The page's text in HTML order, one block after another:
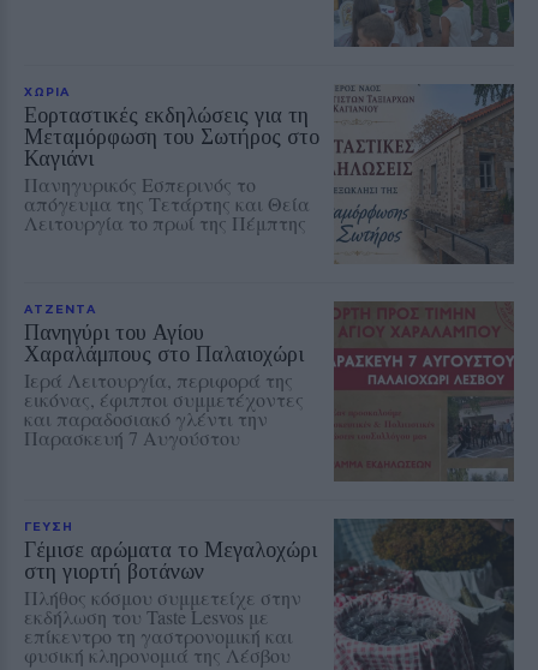
ΧΩΡΙΑ
Εορταστικές εκδηλώσεις για τη
Μεταμόρφωση του Σωτήρος στο
Καγιάνι
Πανηγυρικός Εσπερινός το
απόγευμα της Τετάρτης και Θεία
Λειτουργία το πρωί της Πέμπτης
ΑΤΖΕΝΤΑ
Πανηγύρι του Αγίου
Χαραλάμπους στο Παλαιοχώρι
Ιερά Λειτουργία, περιφορά της
εικόνας, έφιπποι συμμετέχοντες
και παραδοσιακό γλέντι την
Παρασκευή 7 Αυγούστου
ΓΕΥΣΗ
Γέμισε αρώματα το Μεγαλοχώρι
στη γιορτή βοτάνων
Πλήθος κόσμου συμμετείχε στην
εκδήλωση του Taste Lesvos με
επίκεντρο τη γαστρονομική και
φυσική κληρονομιά της Λέσβου